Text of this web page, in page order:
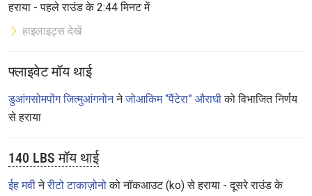
हराया - पहले राउंड के 2:44 मिनट में
हाइलाइट्स देखें
फ्लाइवेट मॉय थाई
डुआंगसोमपोंग जित्मुआंगनोननेजोआकिम “पैंटेरा” औराघीको विभाजित निर्णय
से हराया
140 LBS मॉय थाई
ईह मवीनेरीटो टाकाज़ोनोको नॉकआउट (ko) से हराया - दूसरे राउंड के